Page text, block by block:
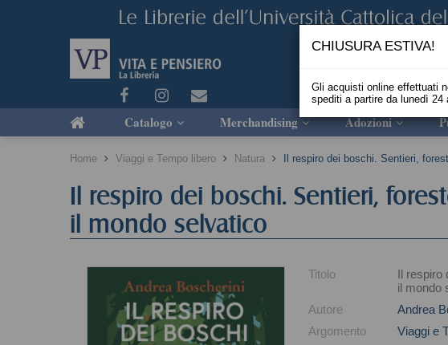
Catalogo Merchandising Adozioni
Home Viaggi e Tempo libero Natura Il respiro dei boschi. Sentieri,
Il respiro dei boschi. Sentieri,
il mondo selvatico
Titolo
Il respiro
il mondo
Autore
Andrea
Argomento
Viaggi e
CHIUSURA ESTIVA!
Gli acquisti online effettuati
spediti a partire da lunedì 24